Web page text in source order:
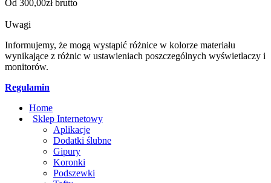
Od 300,00zł brutto
Uwagi
Informujemy, że mogą wystąpić różnice w kolorze materiału
wynikające z różnic w ustawieniach poszczególnych wyświetlaczy i
monitorów.
Regulamin
Home
Sklep Internetowy
Aplikacje
Dodatki ślubne
Gipury
Koronki
Podszewki